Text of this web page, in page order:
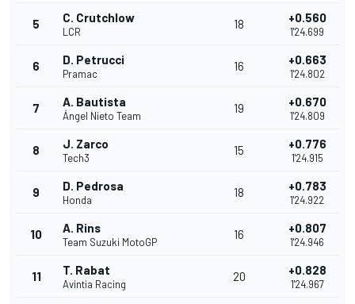
5 C. Crutchlow
LCR
18 +0.560
1'24.699
6 D. Petrucci
Pramac
16 +0.663
1'24.802
7 A. Bautista
Ángel Nieto Team
19 +0.670
1'24.809
8 J. Zarco
Tech3
15 +0.776
1'24.915
9 D. Pedrosa
Honda
18 +0.783
1'24.922
10 A. Rins
Team Suzuki MotoGP
16 +0.807
1'24.946
11 T. Rabat
Avintia Racing
20 +0.828
1'24.967